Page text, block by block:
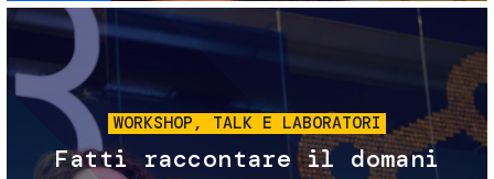
Immagine
WORKSHOP, TALK E LABORATORI
Fatti raccontare il domani